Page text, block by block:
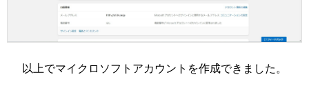
以上でマイクロソフトアカウントを作成できました。